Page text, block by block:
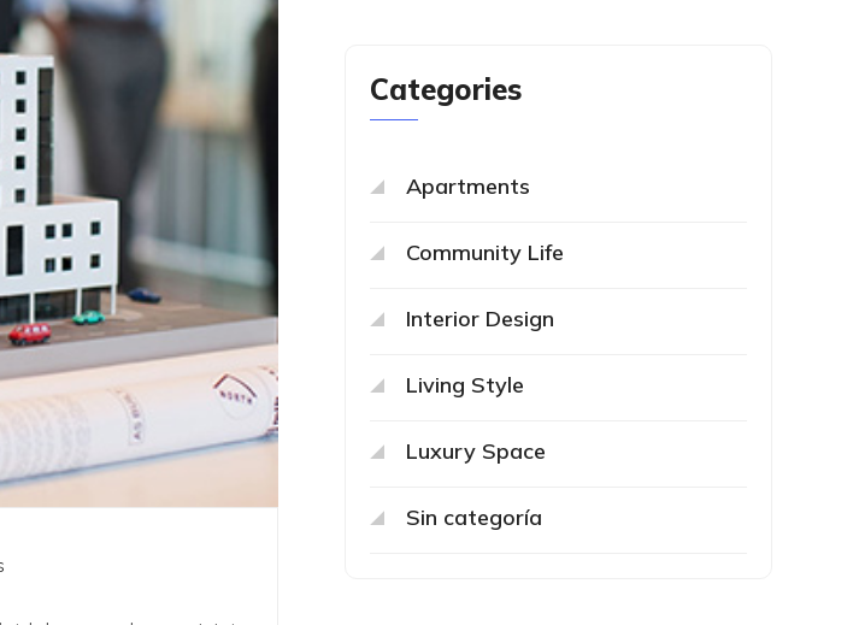
Categories
Apartments
Community Life
Interior Design
Living Style
Luxury Space
Sin categoría